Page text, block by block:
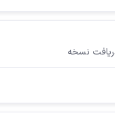
نسخه